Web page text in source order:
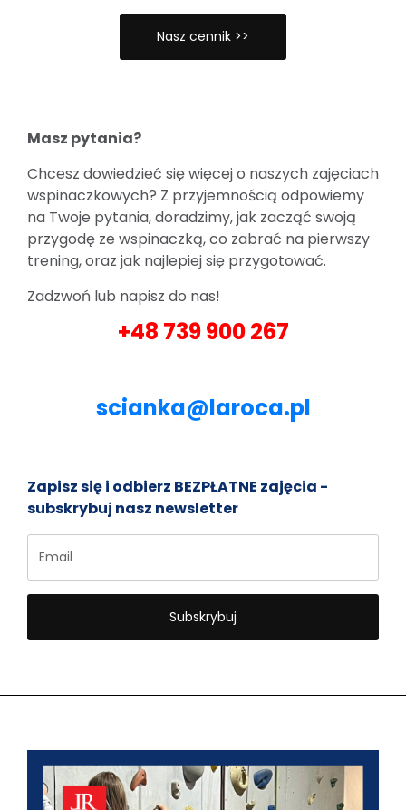
Nasz cennik >>
Masz pytania?
Chcesz dowiedzieć się więcej o naszych zajęciach
wspinaczkowych? Z przyjemnością odpowiemy
na Twoje pytania, doradzimy, jak zacząć swoją
przygodę ze wspinaczką, co zabrać na pierwszy
trening, oraz jak najlepiej się przygotować.
Zadzwoń lub napisz do nas!
+48 739 900 267
scianka@laroca.pl
Zapisz się i odbierz BEZPŁATNE zajęcia -
subskrybuj nasz newsletter
Subskrybuj